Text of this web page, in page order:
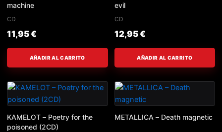
machine
CD
11,95€
AÑADIR AL CARRITO
evil
CD
12,95€
AÑADIR AL CARRITO
KAMELOT – Poetry for the
poisoned (2CD)
METALLICA – Death magnetic